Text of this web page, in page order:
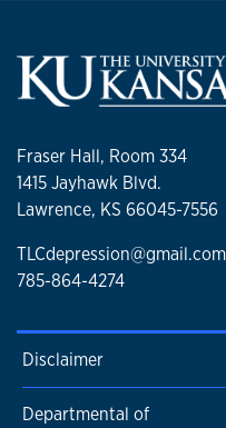
Fraser Hall, Room 334
1415 Jayhawk Blvd.
Lawrence, KS 66045-7556
TLCdepression@gmail.com
785-864-4274
Disclaimer
Departmental of